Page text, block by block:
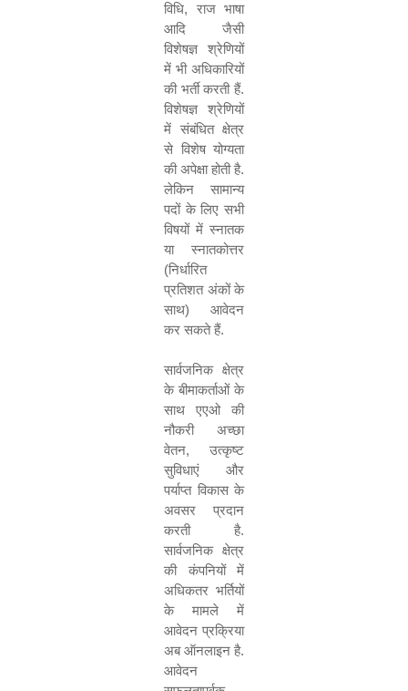
विधि, राज भाषा
आदि जैसी
विशेषज्ञ श्रेणियों
में भी अधिकारियों
की भर्ती करती हैं.
विशेषज्ञ श्रेणियों
में संबंधित क्षेत्र
से विशेष योग्यता
की अपेक्षा होती है.
लेकिन सामान्य
पदों के लिए सभी
विषयों में स्नातक
या स्नातकोत्तर
(निर्धारित
प्रतिशत अंकों के
साथ) आवेदन
कर सकते हैं.
सार्वजनिक क्षेत्र
के बीमाकर्ताओं के
साथ एएओ की
नौकरी अच्छा
वेतन, उत्कृष्ट
सुविधाएं और
पर्याप्त विकास के
अवसर प्रदान
करती है.
सार्वजनिक क्षेत्र
की कंपनियों में
अधिकतर भर्तियों
के मामले में
आवेदन प्रक्रिया
अब ऑनलाइन है.
आवेदन